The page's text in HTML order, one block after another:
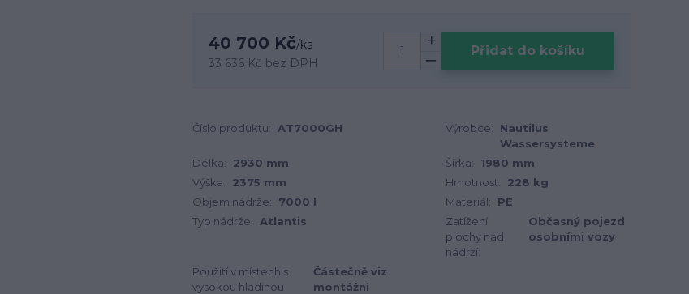
40 700 Kč/ks
33 636 Kč bez DPH
Přidat do košíku
Číslo produktu: AT7000GH Výrobce:
Nautilus
Wassersysteme
Délka:
2930 mm Šířka:
1980 mm
Výška:
2375 mm Hmotnost:
228 kg
Objem nádrže:
7000 l Materiál:
PE
Typ nádrže:
Atlantis
Zatížení
plochy nad
nádrží:
Občasný pojezd
osobními vozy
Použití v místech s
vysokou hladinou
Částečně viz
montážní